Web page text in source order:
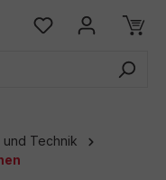
und Technik